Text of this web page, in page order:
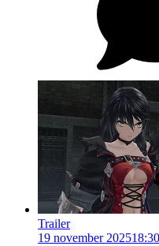
Trailer
19 november 202518:30